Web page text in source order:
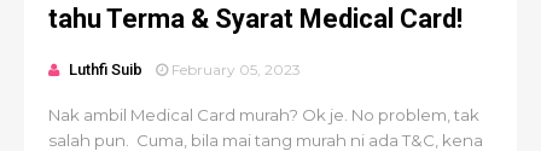
tahu Terma & Syarat Medical Card!
Luthfi Suib February 05, 2023
Nak ambil Medical Card murah? Ok je. No problem, tak
salah pun. Cuma, bila mai tang murah ni ada T&C, kena